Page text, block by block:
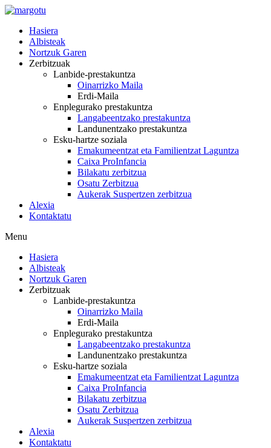
Skip
contentHasiera
Albisteak
Nortzuk Garen
Zerbitzuak
Lanbide-prestakuntza
Oinarrizko Maila
Erdi-Maila
Enplegurako prestakuntza
Langabeentzako prestakuntza
Landunentzako prestakuntza
Esku-hartze soziala
Emakumeentzat eta Familientzat Laguntza
Caixa ProInfancia
Bilakatu zerbitzua
Osatu Zerbitzua
Aukerak Suspertzen zerbitzua
Alexia
Kontaktatu
Menu
Hasiera
Albisteak
Nortzuk Garen
Zerbitzuak
Lanbide-prestakuntza
Oinarrizko Maila
Erdi-Maila
Enplegurako prestakuntza
Langabeentzako prestakuntza
Landunentzako prestakuntza
Esku-hartze soziala
Emakumeentzat eta Familientzat Laguntza
Caixa ProInfancia
Bilakatu zerbitzua
Osatu Zerbitzua
Aukerak Suspertzen zerbitzua
Alexia
Kontaktatu